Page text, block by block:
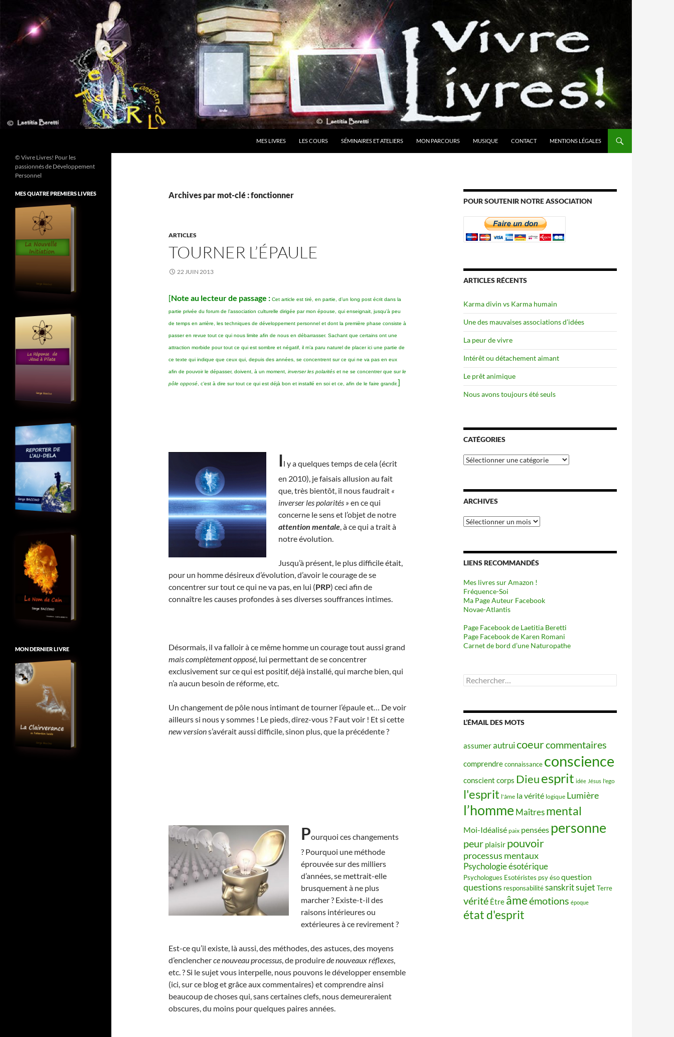
contenu
MES LIVRES LES COURS SÉMINAIRES ET ATELIERS MON PARCOURS MUSIQUE CONTACT MENTIONS LÉGALES
Archives par mot-clé : fonctionner
ARTICLES
TOURNER L’ÉPAULE
22 JUIN 2013
[Note au lecteur de passage : Cet article est tiré, en partie, d’un long post écrit dans la
partie privée du forum de l’association culturelle dirigée par mon épouse, qui enseignait, jusqu’à peu
de temps en arrière, les techniques de développement personnel et dont la première phase consiste à
passer en revue tout ce qui nous limite afin de nous en débarrasser. Sachant que certains ont une
attraction morbide pour tout ce qui est sombre et négatif, il m’a paru naturel de placer ici une partie de
ce texte qui indique que ceux qui, depuis des années, se concentrent sur ce qui ne va pas en eux
afin de pouvoir le dépasser, doivent, à un moment, inverser les polarités et ne se concentrer que surle
pôle opposé , c’est à dire sur tout ce qui est déjà bon et installé en soi et ce, afin de le faire grandir.]
Il y a quelques temps de cela (écrit
en 2010), je faisais allusion au fait
que, très bientôt, il nous faudrait «
inverser les polarités » en ce qui
concerne le sens et l’objet de notre
attention mentale, à ce qui a trait à
notre évolution.
Jusqu’à présent, le plus difficile était,
pour un homme désireux d’évolution, d’avoir le courage de se
concentrer sur tout ce qui ne va pas, en lui (PRP) ceci afin de
connaître les causes profondes à ses diverses souffrances intimes.
Désormais, il va falloir à ce même homme un courage tout aussi grand
mais complètement opposé, lui permettant de se concentrer
exclusivement sur ce qui est positif, déjà installé, qui marche bien, qui
n’a aucun besoin de réforme, etc.
Un changement de pôle nous intimant de tourner l’épaule et… De voir
ailleurs si nous y sommes ! Le pieds, direz-vous ? Faut voir ! Et si cette
new versions’avérait aussi difficile, sinon plus, que la précédente ?
Pourquoi ces changements
? Pourquoi une méthode
éprouvée sur des milliers
d’années, se mettrait-elle
brusquement à ne plus
marcher ? Existe-t-il des
raisons intérieures ou
extérieures à ce revirement ?
Est-ce qu’il existe, là aussi, des méthodes, des astuces, des moyens
d’enclencherce nouveau processus, de produirede nouveaux réflexes,
etc. ? Si le sujet vous interpelle, nous pouvons le développer ensemble
(ici, sur ce blog et grâce aux commentaires) et comprendre ainsi
beaucoup de choses qui, sans certaines clefs, nous demeureraient
obscures, du moins pour quelques paires années.
POUR SOUTENIR NOTRE ASSOCIATION
ARTICLES RÉCENTS
Karma divin vs Karma humain
Une des mauvaises associations d’idées
La peur de vivre
Intérêt ou détachement aimant
Le prêt animique
Nous avons toujours été seuls
CATÉGORIES
Catégories
ARCHIVES
Archives
LIENS RECOMMANDÉS
Mes livres sur Amazon !
Fréquence-Soi
Ma Page Auteur Facebook
Novae-Atlantis
Page Facebook de Laetitia Beretti
Page Facebook de Karen Romani
Carnet de bord d’une Naturopathe
Rechercher :
L’ÉMAIL DES MOTS
assumerautruicoeurcommentaires
comprendreconnaissance conscience
conscient corps Dieuesprit idée Jésus l'ego
l'esprit l'âme la vérité logique Lumière
l’homme Maîtres mental
Moi-Idéalisé paix pensées personne
peur plaisir pouvoir
processus mentaux
Psychologie ésotérique
Psychologues Esotéristes psy ésoquestion
questions responsabilitésanskritsujet Terre
vérité Être âmeémotions époque
état d'esprit
© Vivre Livres! Pour les
passionnés de Développement
Personnel
MES QUATRE PREMIERS LIVRES
MON DERNIER LIVRE